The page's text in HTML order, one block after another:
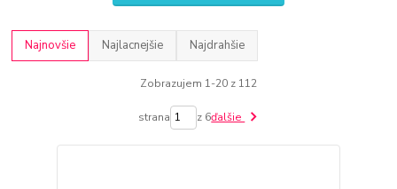
Najnovšie Najlacnejšie Najdrahšie
Zobrazujem 1-20 z 112
strana z 6ďalšie